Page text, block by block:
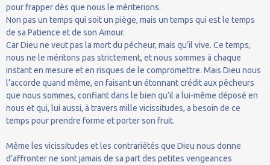
pour frapper dès que nous le mériterions.
Non pas un temps qui soit un piège, mais un temps qui est le temps
de sa Patience et de son Amour.
Car Dieu ne veut pas la mort du pécheur, mais qu’il vive. Ce temps,
nous ne le méritons pas strictement, et nous sommes à chaque
instant en mesure et en risques de le compromettre. Mais Dieu nous
l’accorde quand même, en faisant un étonnant crédit aux pêcheurs
que nous sommes, confiant dans le bien qu’il a lui-même déposé en
nous et qui, lui aussi, à travers mille vicissitudes, a besoin de ce
temps pour prendre forme et porter son fruit.
Même les vicissitudes et les contrariétés que Dieu nous donne
d’affronter ne sont jamais de sa part des petites vengeances